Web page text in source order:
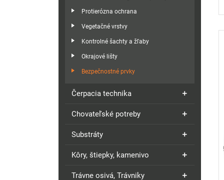
Protierózna ochrana
Vegetačné vrstvy
Kontrolné šachty a žľaby
Okrajové lišty
Bezpečnostné prvky
Čerpacia technika
Chovateľské potreby
Substráty
Kôry, štiepky, kamenivo
Trávne osivá, Trávniky